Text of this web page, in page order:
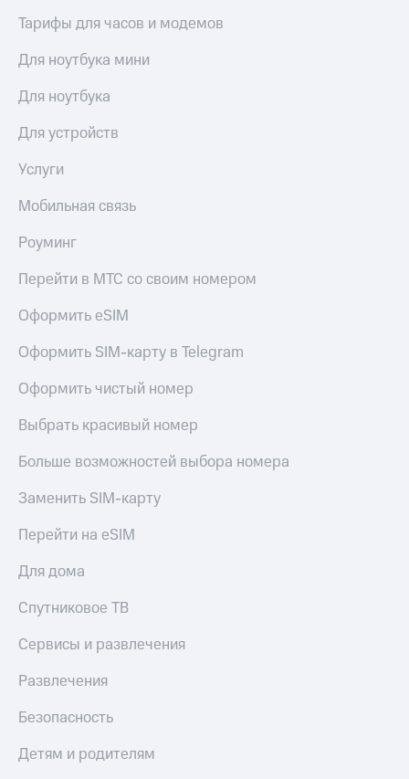
Тарифы для часов и модемов
Для ноутбука мини
Для ноутбука
Для устройств
Услуги
Мобильная связь
Роуминг
Перейти в МТС со своим номером
Оформить eSIM
Оформить SIM-карту в Telegram
Оформить чистый номер
Выбрать красивый номер
Больше возможностей выбора номера
Заменить SIM-карту
Перейти на eSIM
Для дома
Спутниковое ТВ
Сервисы и развлечения
Развлечения
Безопасность
Детям и родителям